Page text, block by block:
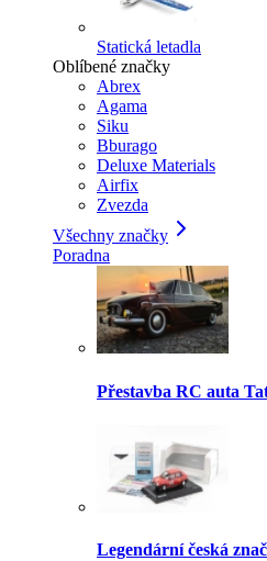
Statická letadla
Oblíbené značky
Abrex
Agama
Siku
Bburago
Deluxe Materials
Airfix
Zvezda
Všechny značky
Poradna
Přestavba RC auta
Legendární česká